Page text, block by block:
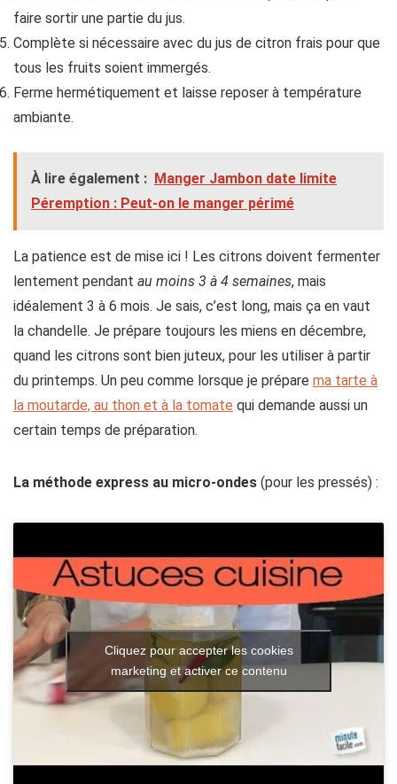
faire sortir une partie du jus.
Complète si nécessaire avec du jus de citron frais pour que
tous les fruits soient immergés.
Ferme hermétiquement et laisse reposer à température
ambiante.
À lire également : Manger Jambon date limite
Péremption : Peut-on le manger périmé
La patience est de mise ici ! Les citrons doivent fermenter
lentement pendant au moins 3 à 4 semaines, mais
idéalement 3 à 6 mois. Je sais, c’est long, mais ça en vaut
la chandelle. Je prépare toujours les miens en décembre,
quand les citrons sont bien juteux, pour les utiliser à partir
du printemps. Un peu comme lorsque je prépare ma tarte à
la moutarde, au thon et à la tomate qui demande aussi un
certain temps de préparation.
La méthode express au micro-ondes (pour les pressés) :
Cliquez pour accepter les cookies
marketing et activer ce contenu